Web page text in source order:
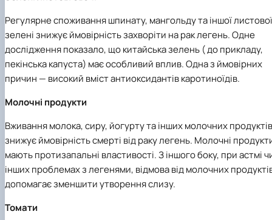
Регулярне споживання шпинату, мангольду та іншої листової
зелені знижує ймовірність захворіти на рак легень. Одне
дослідження показало, що китайська зелень ( до прикладу,
пекінська капуста) має особливий вплив. Одна з ймовірних
причин — високий вміст антиоксидантів каротиноїдів.
Молочні продукти
Вживання молока, сиру, йогурту та інших молочних продуктів
знижує ймовірність смерті від раку легень. Молочні
мають протизапальні властивості. З іншого боку, при астмі
інших проблемах з легенями, відмова від молочних
допомагає зменшити утворення слизу.
Томати